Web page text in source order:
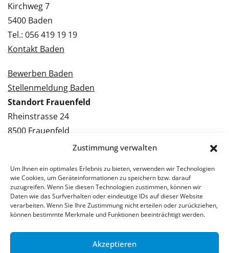
Zustimmung verwalten
Um Ihnen ein optimales Erlebnis zu bieten, verwenden wir Technologien
wie Cookies, um Geräteinformationen zu speichern bzw. darauf
zuzugreifen. Wenn Sie diesen Technologien zustimmen, können wir
Daten wie das Surfverhalten oder eindeutige IDs auf dieser Website
verarbeiten. Wenn Sie Ihre Zustimmung nicht erteilen oder zurückziehen,
können bestimmte Merkmale und Funktionen beeinträchtigt werden.
Akzeptieren
Kirchweg 7
5400 Baden
Tel.: 056 419 19 19
Kontakt Baden
Bewerben Baden
Stellenmeldung Baden
Standort Frauenfeld
Rheinstrasse 24
8500 Frauenfeld
Tel.: 052 224 09 09
Bewerben Frauenfeld
Stellenmeldung Frauenfeld
© 2026 Stellenpartner AG